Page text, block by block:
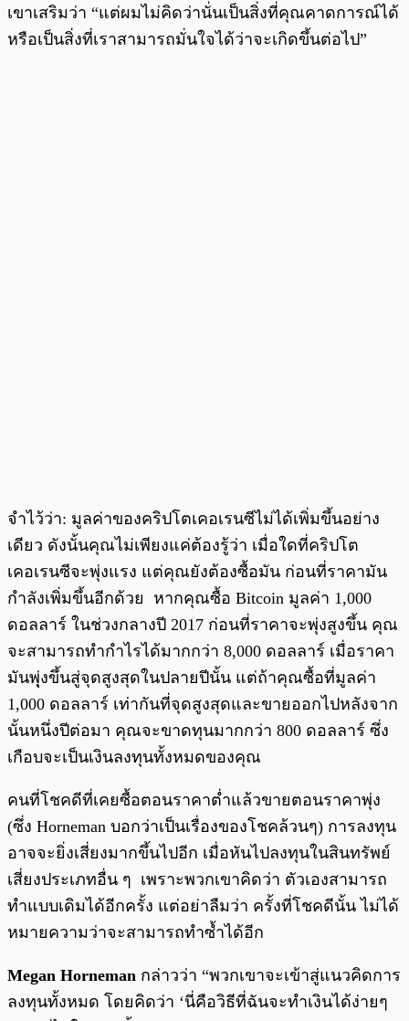
เขาเสริมว่า “แต่ผมไม่คิดว่านั่นเป็นสิ่งที่คุณคาดการณ์ได้
หรือเป็นสิ่งที่เราสามารถมั่นใจได้ว่าจะเกิดขึ้นต่อไป”
จำไว้ว่า: มูลค่าของคริปโตเคอเรนซีไม่ได้เพิ่มขึ้นอย่าง
เดียว ดังนั้นคุณไม่เพียงแค่ต้องรู้ว่า เมื่อใดที่คริปโต
เคอเรนซีจะพุ่งแรง แต่คุณยังต้องซื้อมัน ก่อนที่ราคามัน
กำลังเพิ่มขึ้นอีกด้วย หากคุณซื้อ Bitcoin มูลค่า 1,000
ดอลลาร์ ในช่วงกลางปี 2017 ก่อนที่ราคาจะพุ่งสูงขึ้น คุณ
จะสามารถทำกำไรได้มากกว่า 8,000 ดอลลาร์ เมื่อราคา
มันพุุ่งขึ้นสู่จุดสูงสุดในปลายปีนั้น แต่ถ้าคุณซื้อที่มูลค่า
1,000 ดอลลาร์ เท่ากันที่จุดสูงสุดและขายออกไปหลังจาก
นั้นหนึ่งปีต่อมา คุณจะขาดทุนมากกว่า 800 ดอลลาร์ ซึ่ง
เกือบจะเป็นเงินลงทุนทั้งหมดของคุณ
คนที่โชคดีที่เคยซื้อตอนราคาต่ำแล้วขายตอนราคาพุ่ง
(ซึ่ง Horneman บอกว่าเป็นเรื่องของโชคล้วนๆ) การลงทุน
อาจจะยิ่งเสี่ยงมากขึ้นไปอีก เมื่อหันไปลงทุนในสินทรัพย์
เสี่ยงประเภทอื่น ๆ เพราะพวกเขาคิดว่า ตัวเองสามารถ
ทำแบบเดิมได้อีกครั้ง แต่อย่าลืมว่า ครั้งที่โชคดีนั้น ไม่ได้
หมายความว่าจะสามารถทำซ้ำได้อีก
Megan Horneman กล่าวว่า “พวกเขาจะเข้าสู่แนวคิดการ
ลงทุนทั้งหมด โดยคิดว่า ‘นี่คือวิธีที่ฉันจะทำเงินได้ง่ายๆ